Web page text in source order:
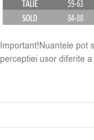
Important!Nuantele pot
perceptiei usor diferite